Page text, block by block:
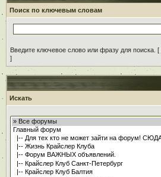
Поиск по ключевым словам
Введите ключевое слово или фразу для поиска. [
]
Искать